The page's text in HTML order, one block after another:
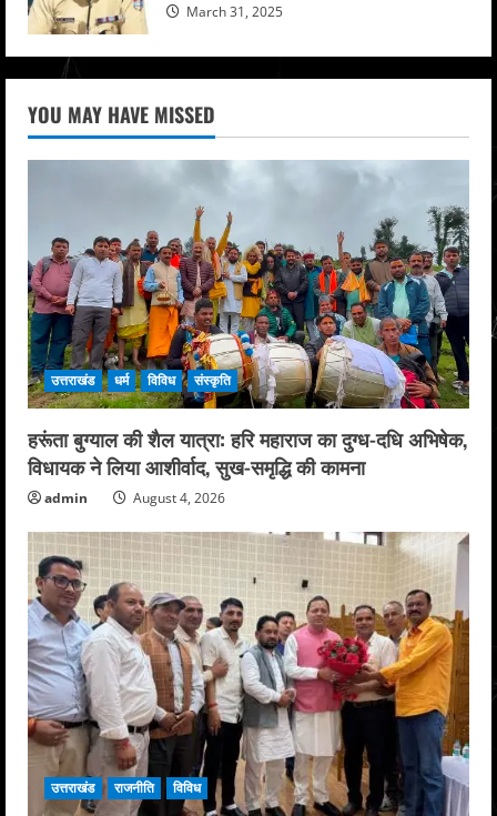
March 31, 2025
YOU MAY HAVE MISSED
उत्तराखंड धर्म विविध संस्कृति
हरूंता बुग्याल की शैल यात्रा: हरि महाराज का दुग्ध-दधि अभिषेक,
विधायक ने लिया आशीर्वाद, सुख-समृद्धि की कामना
admin August 4, 2026
उत्तराखंड राजनीति विविध